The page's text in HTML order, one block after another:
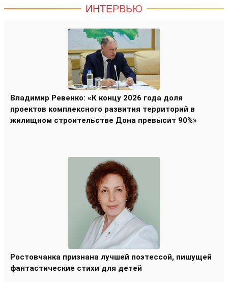
ИНТЕРВЬЮ
Владимир Ревенко: «К концу 2026 года доля
проектов комплексного развития территорий в
жилищном строительстве Дона превысит 90%»
Ростовчанка признана лучшей поэтессой, пишущей
фантастические стихи для детей